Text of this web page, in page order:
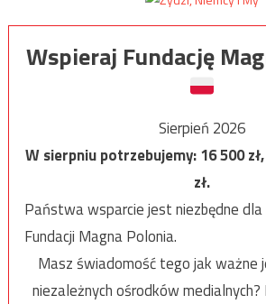
Wspieraj Fundację
Sierpień 2026
W sierpniu potrzebujemy:16 500
zł.
Państwa wsparcie jest niezbędne
Fundacji Magna Polonia.
Masz świadomość tego jak ważne
niezależnych ośrodków